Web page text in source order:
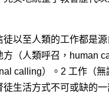
以至人類的工作都是
（人類呼召，human
calling）。2 工作（
生活方式不可或缺的